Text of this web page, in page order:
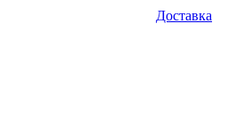
Доставка